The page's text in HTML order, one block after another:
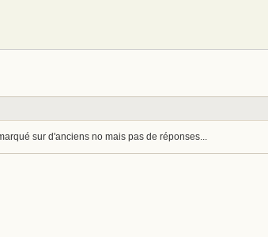
sur d'anciens no mais pas de réponses...